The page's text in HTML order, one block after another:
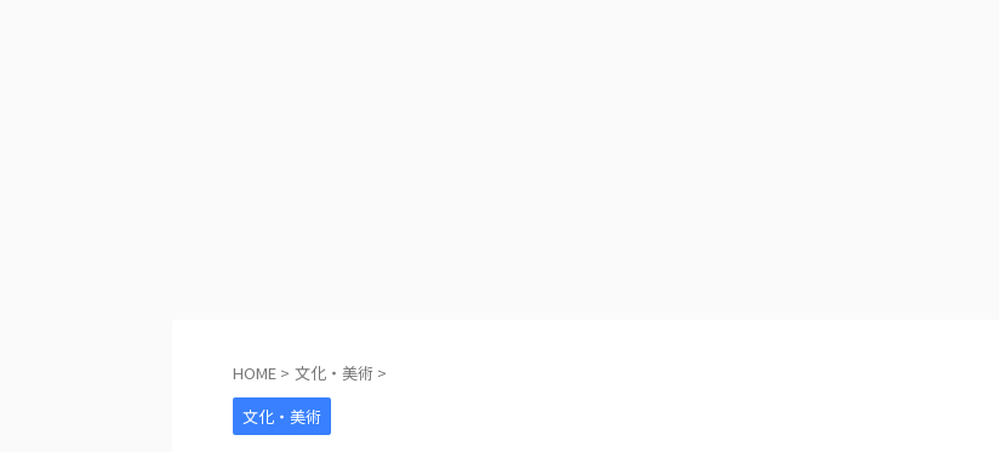
HOME > 文化・美術 >
文化・美術